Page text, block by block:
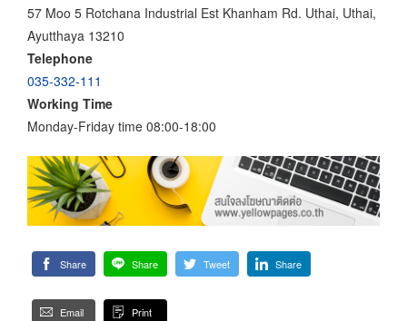
57 Moo 5 Rotchana Industrial Est Khanham Rd. Uthai, Uthai,
Ayutthaya 13210
Telephone
035-332-111
Working Time
Monday-Friday time 08:00-18:00
Share Share Tweet Share
Email Print